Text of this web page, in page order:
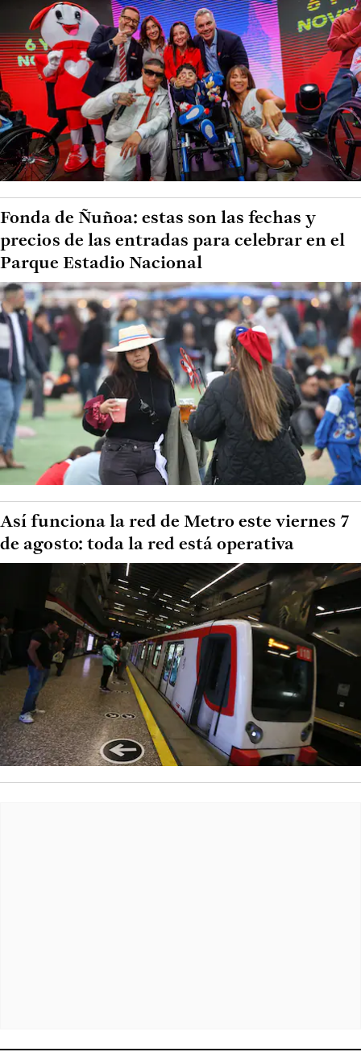
Fonda de Ñuñoa: estas son las fechas y
precios de las entradas para celebrar en el
Parque Estadio Nacional
Así funciona la red de Metro este viernes 7
de agosto: toda la red está operativa